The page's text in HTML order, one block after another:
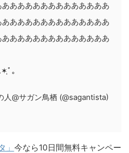
あああああああああああああ
あああああああああああああ
あああああああああああああ
ﾟ｡
@サガン鳥栖 (@sagantista)
」 今なら10日間無料キャンペー